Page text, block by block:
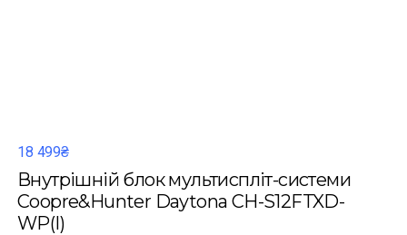
18 499₴
Внутрішній блок мультиспліт-системи
Coopre&Hunter Daytona CH-S12FTXD-
WP(I)